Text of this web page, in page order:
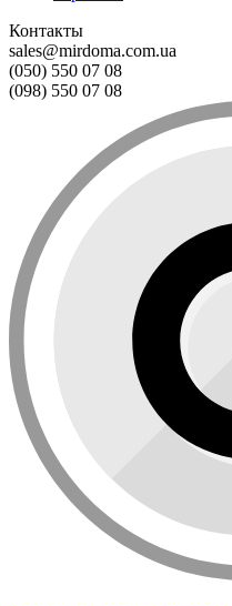
Контакты
sales@mirdoma.com.ua
(050) 550 07 08
(098) 550 07 08